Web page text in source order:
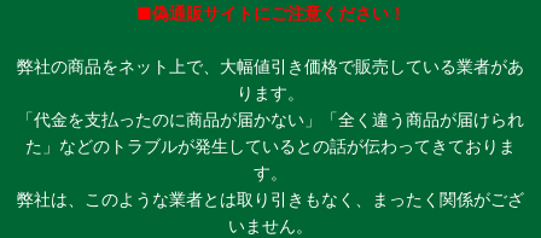
■偽通販サイトにご注意ください！
弊社の商品をネット上で、大幅値引き価格で販売している業者があ
ります。
「代金を支払ったのに商品が届かない」「全く違う商品が届けられ
た」などのトラブルが発生しているとの話が伝わってきておりま
す。
弊社は、このような業者とは取り引きもなく、まったく関係がござ
いません。